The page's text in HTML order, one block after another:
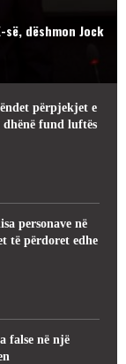
dëshmon Jock
përpjekjet e
fund luftës
personave në
të përdoret edhe
false në një